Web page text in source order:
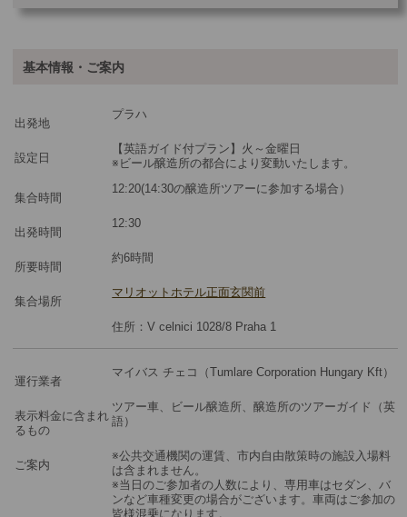
ツアーコード
基本情報・ご案内
出発地
プラハ
設定日
【英語ガイド付プラン】火～金曜日
※ビール醸造所の都合により変動いたします。
集合時間
12:20(14:30の醸造所ツアーに参加する場合）
出発時間
12:30
所要時間
約6時間
集合場所
マリオットホテル正面玄関前
住所：V celnici 1028/8 Praha 1
運行業者
マイバス チェコ（Tumlare Corporation Hungary Kft）
表示料金に含まれ
るもの
ツアー車、ビール醸造所、醸造所のツアーガイド（英
語）
ご案内
※公共交通機関の運賃、市内自由散策時の施設入場料
は含まれません。
※当日のご参加者の人数により、専用車はセダン、バ
ンなど車種変更の場合がございます。車両はご参加の
皆様混乗になります。